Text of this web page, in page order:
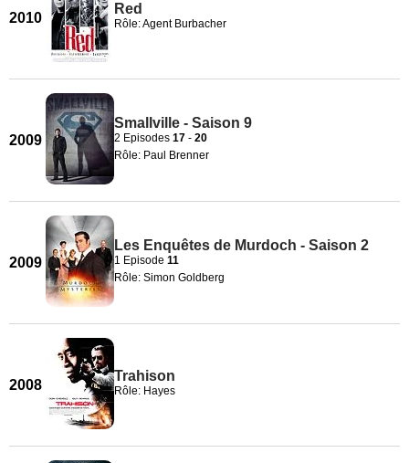
2010
Red
Rôle: Agent Burbacher
2009
Smallville - Saison 9
2 Episodes 17 - 20
Rôle: Paul Brenner
2009
Les Enquêtes de Murdoch - Saison 2
1 Episode 11
Rôle: Simon Goldberg
2008
Trahison
Rôle: Hayes